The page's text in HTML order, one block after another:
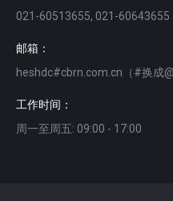
021-60513655, 021-60643655
邮箱：
heshdc#cbrn.com.cn（#换成@
工作时间：
周一至周五: 09:00 - 17:00